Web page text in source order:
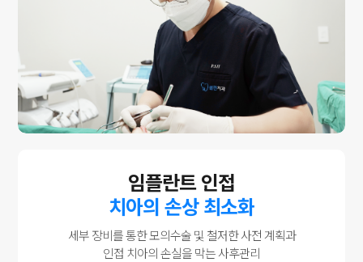
임플란트 인접
치아의 손상 최소화
세부 장비를 통한 모의수술 및 철저한 사전 계획과
인접 치아의 손실을 막는 사후관리